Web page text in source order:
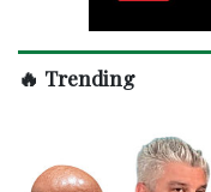
🔥 Trending